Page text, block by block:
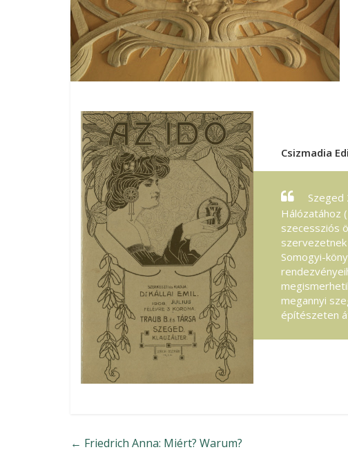
Csizmadia
Szeged
Hálózatához
szecessziós
Somogyi-
megannyi
építészeten
← Friedrich Anna: Miért? Warum?